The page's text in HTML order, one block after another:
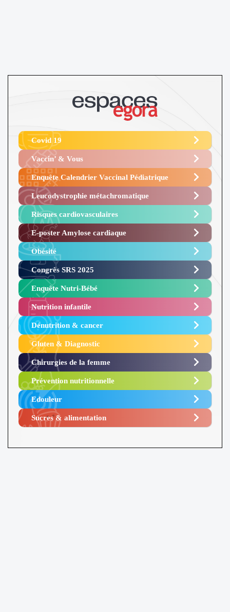
Covid 19
Vaccin’ & Vous
Enquête Calendrier Vaccinal Pédiatrique
Leucodystrophie métachromatique
Risques cardiovasculaires
E-poster Amylose cardiaque ​
Obésité ​
Congrès SRS 2025 ​
Enquête Nutri-Bébé ​
Nutrition infantile
Dénutrition & cancer
Gluten & Diagnostic
Chirurgies de la femme
Prévention nutritionnelle
Edouleur​
Sucres & alimentation​